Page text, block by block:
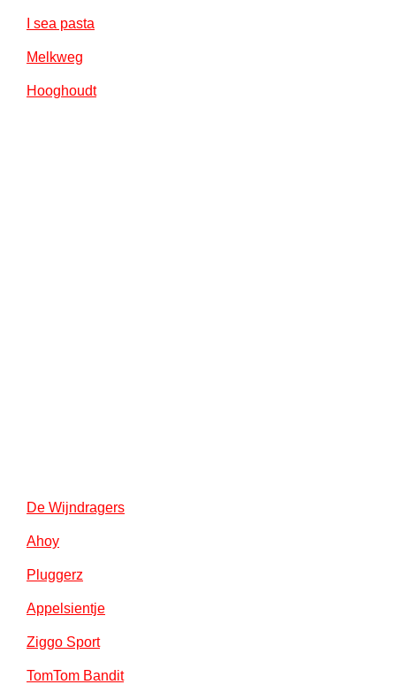
I sea pasta
Melkweg
Hooghoudt
De Wijndragers
Ahoy
Pluggerz
Appelsientje
Ziggo Sport
TomTom Bandit